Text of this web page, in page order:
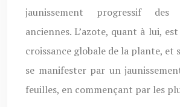
jaunissement progressif
anciennes. L’azote, quant à lui,
croissance globale de la plante, et
se manifester par un
feuilles, en commençant par les